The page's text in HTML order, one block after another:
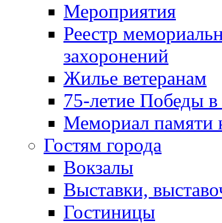
Мероприятия
Реестр
захоронений
Жилье ветеранам
75-летие Победы
Мемориал памяти
Гостям города
Вокзалы
Выставки,
Гостиницы